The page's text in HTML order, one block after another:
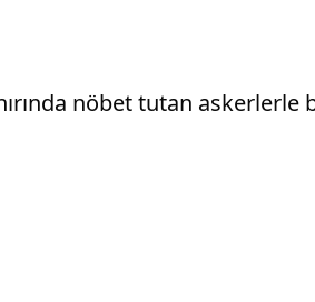
nöbet tutan askerlerle